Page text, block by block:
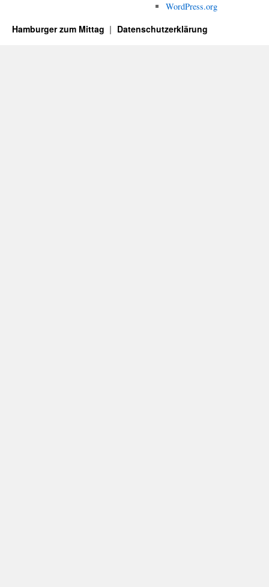
WordPress.org
Hamburger zum Mittag Datenschutzerklärung